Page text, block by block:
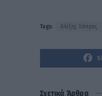
Tags: Αλέξης Τσίπρας
Σχετικά Άρθρα